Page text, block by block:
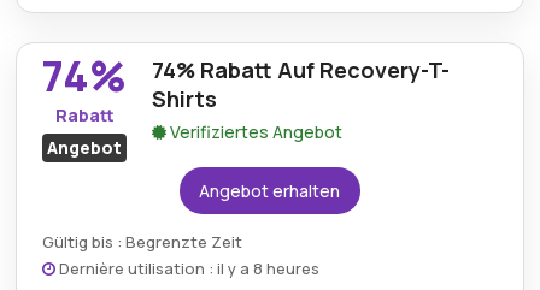
Bei EinkÃ¤ufen Ã¼ber 90â‚¬ ist der Versand bei
Castore im August 2026 kostenlos.
74%
Rabatt
Angebot
74% Rabatt Auf Recovery-T-
Shirts
Verifiziertes Angebot
Angebot erhalten
Gültig bis : Begrenzte Zeit
Dernière utilisation : il y a 8 heures